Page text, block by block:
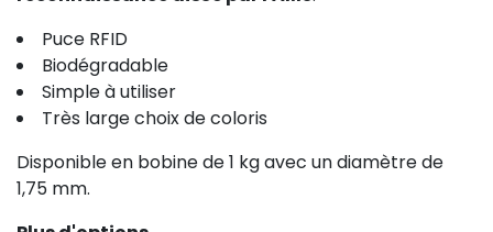
Puce RFID
Biodégradable
Simple à utiliser
Très large choix de coloris
Disponible en bobine de 1 kg avec un diamètre de
1,75 mm.